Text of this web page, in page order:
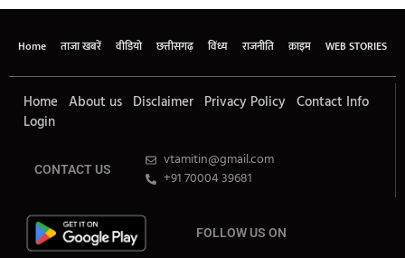
Home ताजा खबरें वीडियो छत्तीसगढ़ विंध्य राजनीति क्राइम WEB STORIES
Home About us Disclaimer Privacy Policy Contact Info
Login
CONTACT US
vtamitin@gmail.com
+91 70004 39681
FOLLOW US ON